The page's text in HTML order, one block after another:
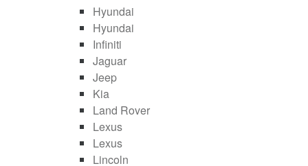
Hyundai
Hyundai
Infiniti
Jaguar
Jeep
Kia
Land Rover
Lexus
Lexus
Lincoln